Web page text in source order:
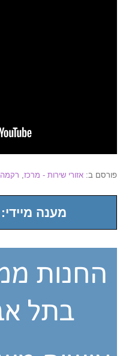
פורסם ב: אזורי שירות - מרכז רקמה
מענה מיידי: 072-3922-473